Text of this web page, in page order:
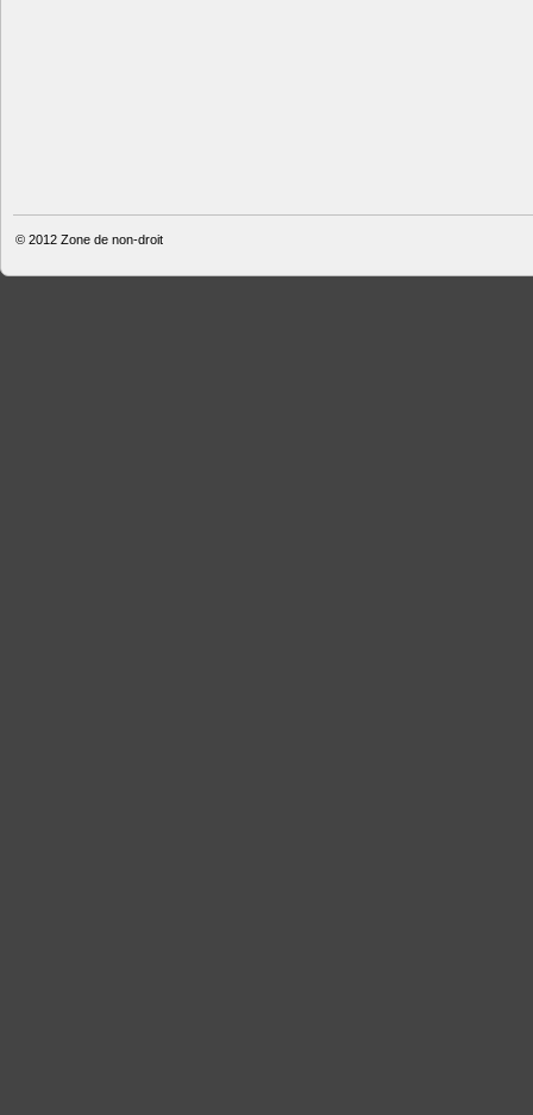
© 2012 Zone de non-droit